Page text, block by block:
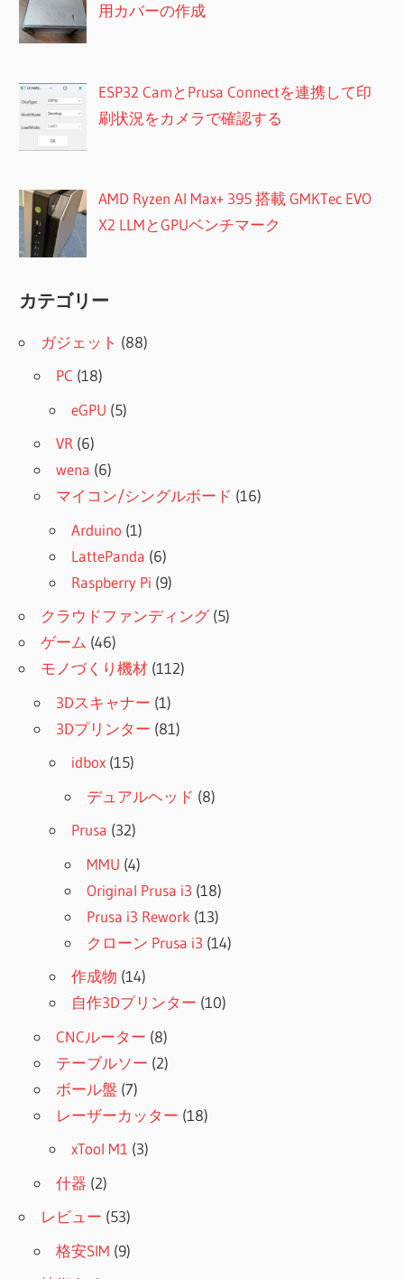
用カバーの作成
ESP32 CamとPrusa Connectを連携して印
刷状況をカメラで確認する
AMD Ryzen AI Max+ 395 搭載 GMKTec EVO
X2 LLMとGPUベンチマーク
カテゴリー
ガジェット (88)
PC (18)
eGPU (5)
VR (6)
wena (6)
マイコン/シングルボード (16)
Arduino (1)
LattePanda (6)
Raspberry Pi (9)
クラウドファンディング(5)
ゲーム (46)
モノづくり機材 (112)
3Dスキャナー (1)
3Dプリンター (81)
idbox (15)
デュアルヘッド (8)
Prusa (32)
MMU (4)
Original Prusa i3 (18)
Prusa i3 Rework (13)
クローン Prusa i3 (14)
作成物 (14)
自作3Dプリンター (10)
CNCルーター (8)
テーブルソー (2)
ボール盤 (7)
レーザーカッター (18)
xTool M1 (3)
什器 (2)
レビュー (53)
格安SIM (9)